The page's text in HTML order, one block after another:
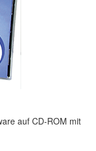
auf CD-ROM mit